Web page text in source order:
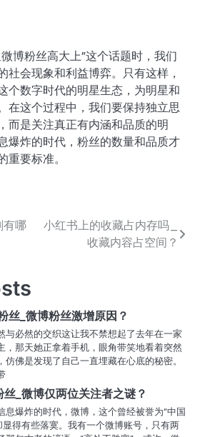
博粉丝高大上”这个话题时，我们
社会现象和利益博弈。只有这样，
个数字时代的明星生态，为明星和
在这个过程中，我们要保持独立思
而是关注真正有内涵和品质的明
爆炸的时代，粉丝的数量和品质才
要标准。
有哪
小红书上的收藏占内存吗_
收藏内容占空间？
丝_微博粉丝激增原因？
与必然的交织这让我不禁想起了去年在一家
，那天她正拿着手机，眼角带笑地看着突然
佛是发现了自己一直埋藏在心底的秘密。
_微博仅两位关注者之谜？
息爆炸的时代，微博，这个曾经被誉为“中国
得有些落寞。我有一个微博账号，只有两